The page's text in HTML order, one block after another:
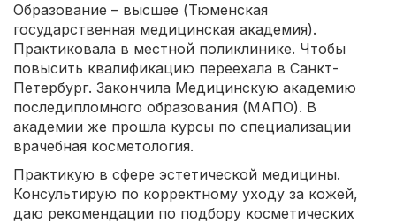
Образование – высшее (Тюменская
государственная медицинская академия).
Практиковала в местной поликлинике. Чтобы
повысить квалификацию переехала в Санкт-
Петербург. Закончила Медицинскую академию
последипломного образования (МАПО). В
академии же прошла курсы по специализации
врачебная косметология.
Практикую в сфере эстетической медицины.
Консультирую по корректному уходу за кожей,
даю рекомендации по подбору косметических